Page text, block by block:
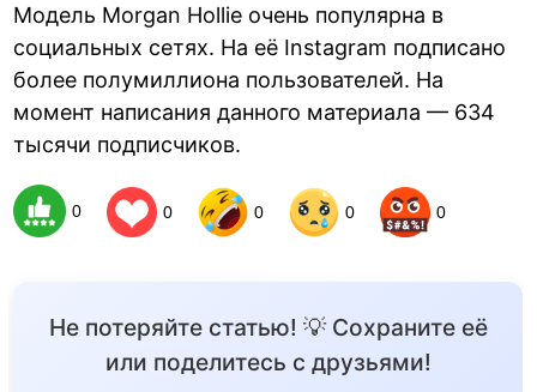
Модель Morgan Hollie очень популярна в
социальных сетях. На её Instagram подписано
более полумиллиона пользователей. На
момент написания данного материала — 634
тысячи подписчиков.
0 0 0 0 0
Не потеряйте статью! 💡 Сохраните её
или поделитесь с друзьями!